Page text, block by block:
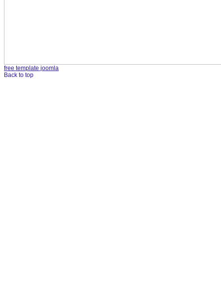
free template joomla
Back to top